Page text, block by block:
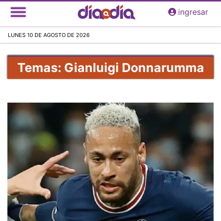
Pasar
al
principal
ingresar
LUNES 10 DE AGOSTO DE 2026
Temas: Gianluigi Donnarumma